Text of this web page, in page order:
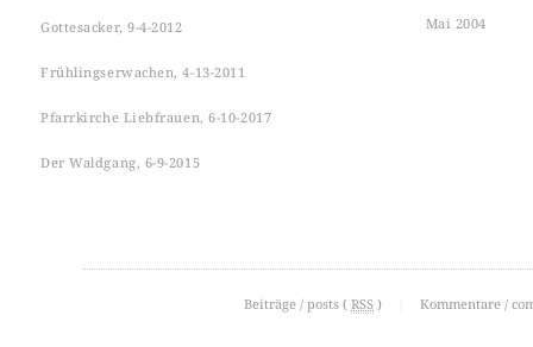
Gottesacker, 9-4-2012
Frühlingserwachen, 4-13-2011
Pfarrkirche Liebfrauen, 6-10-2017
Der Waldgang, 6-9-2015
Mai 2004
Beiträge / posts ( RSS ) Kommentare /